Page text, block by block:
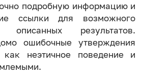
подробную информацию и
ссылки для возможного
описанных результатов.
ошибочные утверждения
как неэтичное поведение и